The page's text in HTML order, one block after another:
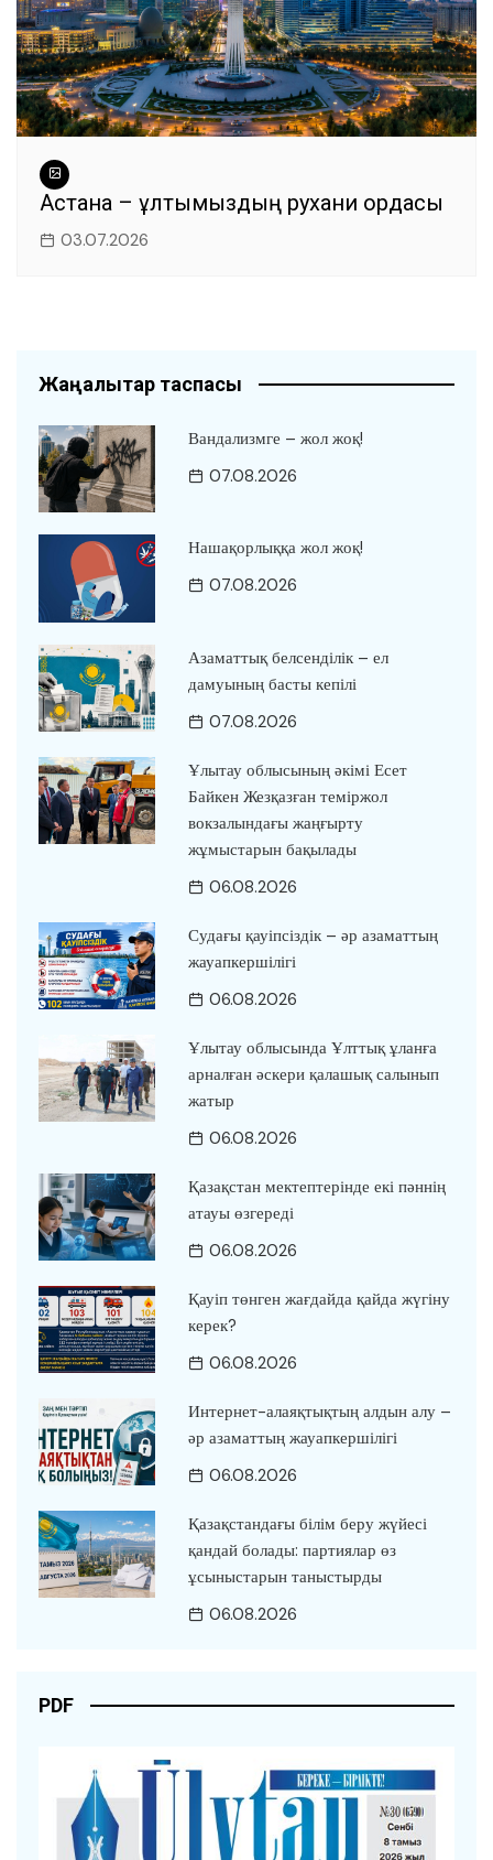
Астана – ұлтымыздың рухани ордасы
03.07.2026
Жаңалықтар таспасы
Вандализмге – жол жоқ!
07.08.2026
Нашақорлыққа жол жоқ!
07.08.2026
Азаматтық белсенділік – ел
дамуының басты кепілі
07.08.2026
Ұлытау облысының әкімі Есет
Байкен Жезқазған теміржол
вокзалындағы жаңғырту
жұмыстарын бақылады
06.08.2026
Судағы қауіпсіздік – әр азаматтың
жауапкершілігі
06.08.2026
Ұлытау облысында Ұлттық ұланға
арналған әскери қалашық салынып
жатыр
06.08.2026
Қазақстан мектептерінде екі пәннің
атауы өзгереді
06.08.2026
Қауіп төнген жағдайда қайда жүгіну
керек?
06.08.2026
Интернет-алаяқтықтың алдын алу –
әр азаматтың жауапкершілігі
06.08.2026
Қазақстандағы білім беру жүйесі
қандай болады: партиялар өз
ұсыныстарын таныстырды
06.08.2026
PDF